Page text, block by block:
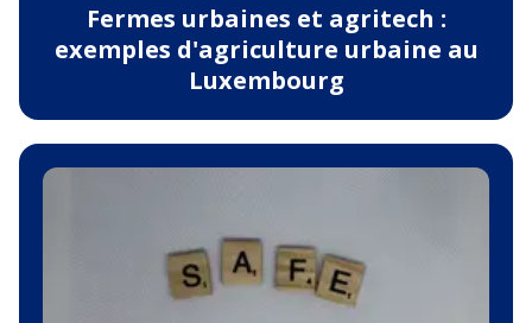
Fermes urbaines et agritech :
exemples d'agriculture urbaine au
Luxembourg